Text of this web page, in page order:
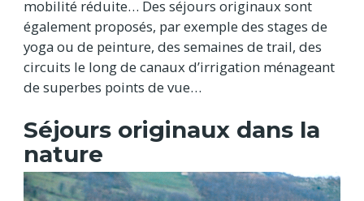
mobilité réduite… Des séjours originaux sont
également proposés, par exemple des stages de
yoga ou de peinture, des semaines de trail, des
circuits le long de canaux d’irrigation ménageant
de superbes points de vue…
Séjours originaux dans la
nature